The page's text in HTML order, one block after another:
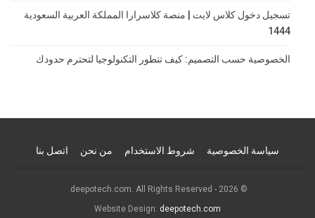
تسجيل دخول كلاس لايت | منصة كلاسرارا المملكة العربية السعودية
1444
الخصوصية حسب التصميم: كيف تتطور التكنولوجيا لتحترم حدودك
سياسة الخصوصية شروط الاستخدام من نحن اتصل بنا
© 2026 - deepotech.com. All Rights Reserved.
Website Design: deepotech.com